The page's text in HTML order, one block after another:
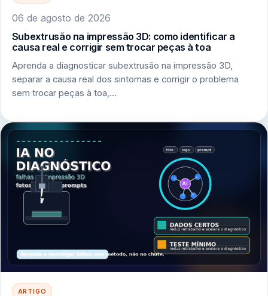
06 de agosto de 2026
Subextrusão na impressão 3D: como identificar a
causa real e corrigir sem trocar peças à toa
Aprenda a diagnosticar subextrusão na impressão 3D,
separar a causa real dos sintomas e corrigir o problema
sem trocar peças à toa,…
ARTIGO